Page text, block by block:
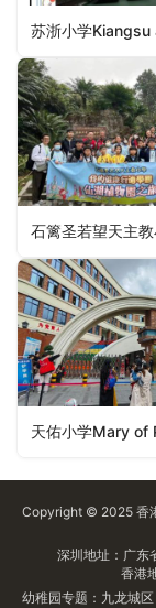
Copyright © 2025 香
深圳地址：广东
香港
幼稚园专题： 九龙城区